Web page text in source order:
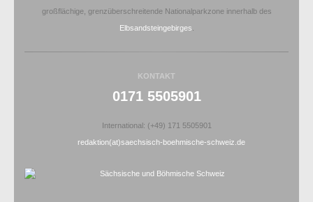
großflächige, grenzüberschreitende Nationalparkzone innerhalb des
Elbsandsteingebirges
KONTAKT
0171 5505901
International: (+49) 171 5505901
redaktion(at)saechsisch-boehmische-schweiz.de